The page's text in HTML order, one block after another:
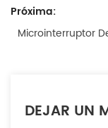
Próxima:
Microinterruptor
DEJAR UN